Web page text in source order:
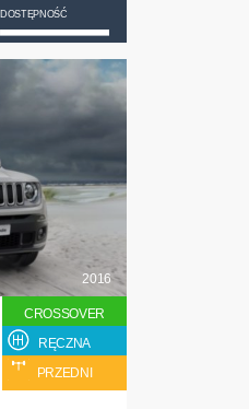
DOSTĘPNOŚĆ
2016
CROSSOVER
RĘCZNA
PRZEDNI